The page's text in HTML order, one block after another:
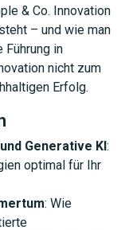
& Co. Innovation
– und wie man
Führung in
nicht zum
Erfolg.
Generative KI:
optimal für Ihr
: Wie